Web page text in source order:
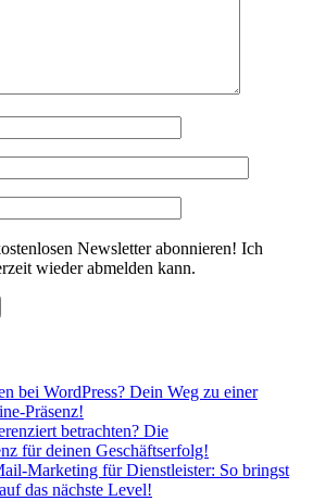
Newsletter abonnieren! Ich
wieder abmelden kann.
bei WordPress? Dein Weg zu einer
Präsenz!
betrachten? Die
für deinen Geschäftserfolg!
Marketing für Dienstleister: So bringst
das nächste Level!